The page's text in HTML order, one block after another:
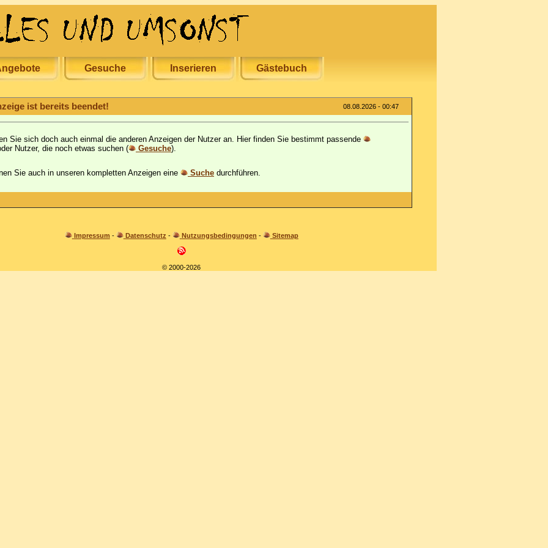
Gesuche Inserieren Gästebuch
ist bereits beendet! 08.08.2026 - 00:47
Sie sich doch auch einmal die anderen Anzeigen der Nutzer an. Hier finden Sie bestimmt passende
Nutzer, die noch etwas suchen ( Gesuche).
Sie auch in unseren kompletten Anzeigen eine Suchedurchführen.
Impressum - Datenschutz - Nutzungsbedingungen - Sitemap
© 2000-2026